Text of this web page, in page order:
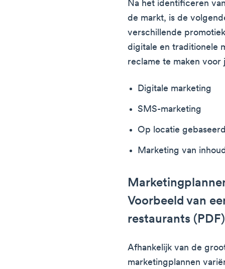
Na het identificeren
de markt, is de
verschillende
digitale en traditionele
reclame te maken voor
Digitale marketing
SMS-marketing
Op locatie
Marketing van
Voorbeeld van
restaurants (PDF)
Afhankelijk van de
marketingplannen